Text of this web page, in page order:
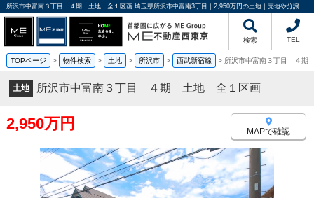
所沢市中富南３丁目 ４期 土地 全１区画 埼玉県所沢市中富南3丁目｜2,950万円の土地｜売地や分譲地情報｜ME不動産西東京
検索 TEL
TOPページ > 物件検索 > 土地 > 所沢市 > 西武新宿線 > 所沢市中富南３丁目 ４
土地 所沢市中富南３丁目 ４期 土地 全１区画
2,950万円 MAPで確認